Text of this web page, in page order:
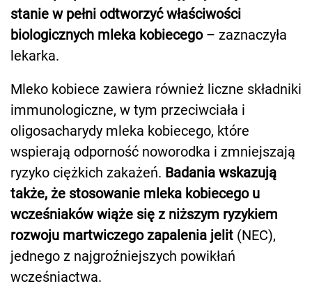
stanie w pełni odtworzyć właściwości
biologicznych mleka kobiecego– zaznaczyła
lekarka.
Mleko kobiece zawiera również liczne składniki
immunologiczne, w tym przeciwciała i
oligosacharydy mleka kobiecego, które
wspierają odporność noworodka i zmniejszają
ryzyko ciężkich zakażeń. Badania wskazują
także, że stosowanie mleka kobiecego u
wcześniaków wiąże się z niższym ryzykiem
rozwoju martwiczego zapalenia jelit (NEC),
jednego z najgroźniejszych powikłań
wcześniactwa.